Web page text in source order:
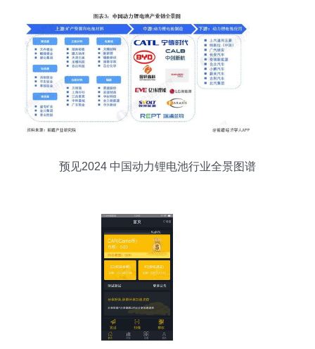
预见2024 中国动力锂电池行业全景图谱